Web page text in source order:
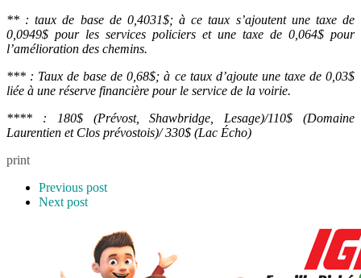
** : taux de base de 0,4031$; à ce taux s’ajoutent une taxe de
0,0949$ pour les services policiers et une taxe de 0,064$ pour
l’amélioration des chemins.
*** : Taux de base de 0,68$; à ce taux d’ajoute une taxe de 0,03$
liée à une réserve financière pour le service de la voirie.
**** : 180$ (Prévost, Shawbridge, Lesage)/110$ (Domaine
Laurentien et Clos prévostois)/ 330$ (Lac Écho)
print
Previous post
Next post